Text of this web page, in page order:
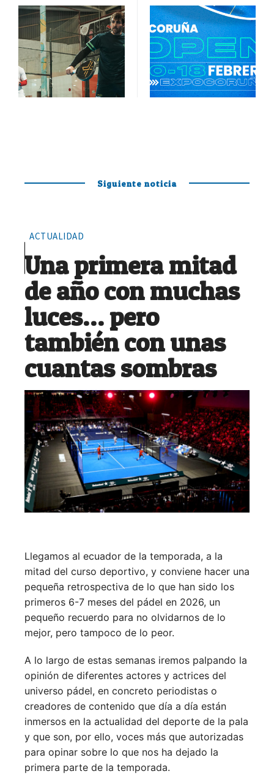
Siguiente noticia
ACTUALIDAD
Una primera mitad
de año con muchas
luces… pero
también con unas
cuantas sombras
Llegamos al ecuador de la temporada, a la
mitad del curso deportivo, y conviene hacer una
pequeña retrospectiva de lo que han sido los
primeros 6-7 meses del pádel en 2026, un
pequeño recuerdo para no olvidarnos de lo
mejor, pero tampoco de lo peor.
A lo largo de estas semanas iremos palpando la
opinión de diferentes actores y actrices del
universo pádel, en concreto periodistas o
creadores de contenido que día a día están
inmersos en la actualidad del deporte de la pala
y que son, por ello, voces más que autorizadas
para opinar sobre lo que nos ha dejado la
primera parte de la temporada.